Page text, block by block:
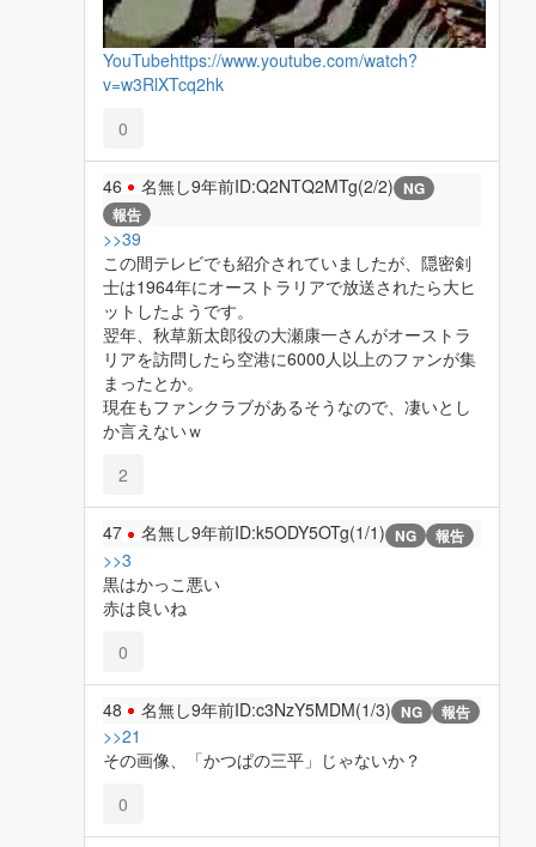
YouTubehttps://www.youtube.com/watch?
v=w3RlXTcq2hk
0
46 名無し9年前ID:Q2NTQ2MTg(2/2) NG
報告
>>39
この間テレビでも紹介されていましたが、隠密剣
士は1964年にオーストラリアで放送されたら大ヒ
ットしたようです。
翌年、秋草新太郎役の大瀬康一さんがオーストラ
リアを訪問したら空港に6000人以上のファンが集
まったとか。
現在もファンクラブがあるそうなので、凄いとし
か言えないｗ
2
47 名無し9年前ID:k5ODY5OTg(1/1) NG 報告
>>3
黒はかっこ悪い
赤は良いね
0
48 名無し9年前ID:c3NzY5MDM(1/3) NG 報告
>>21
その画像、「かつぱの三平」じゃないか？
0